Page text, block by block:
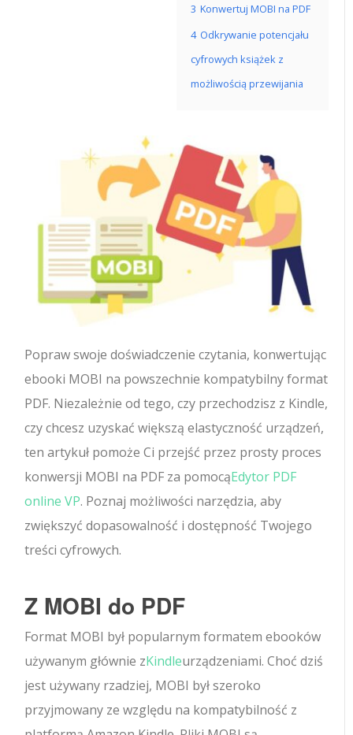
3 Konwertuj MOBI na PDF
4 Odkrywanie potencjału
cyfrowych książek z
możliwością przewijania
Popraw swoje doświadczenie czytania, konwertując
ebooki MOBI na powszechnie kompatybilny format
PDF. Niezależnie od tego, czy przechodzisz z Kindle,
czy chcesz uzyskać większą elastyczność urządzeń,
ten artykuł pomoże Ci przejść przez prosty proces
konwersji MOBI na PDF za pomocąEdytor PDF
online VP. Poznaj możliwości narzędzia, aby
zwiększyć dopasowalność i dostępność Twojego
treści cyfrowych.
Z MOBI do PDF
Format MOBI był popularnym formatem ebooków
używanym głównie zKindleurządzeniami. Choć dziś
jest używany rzadziej, MOBI był szeroko
przyjmowany ze względu na kompatybilność z